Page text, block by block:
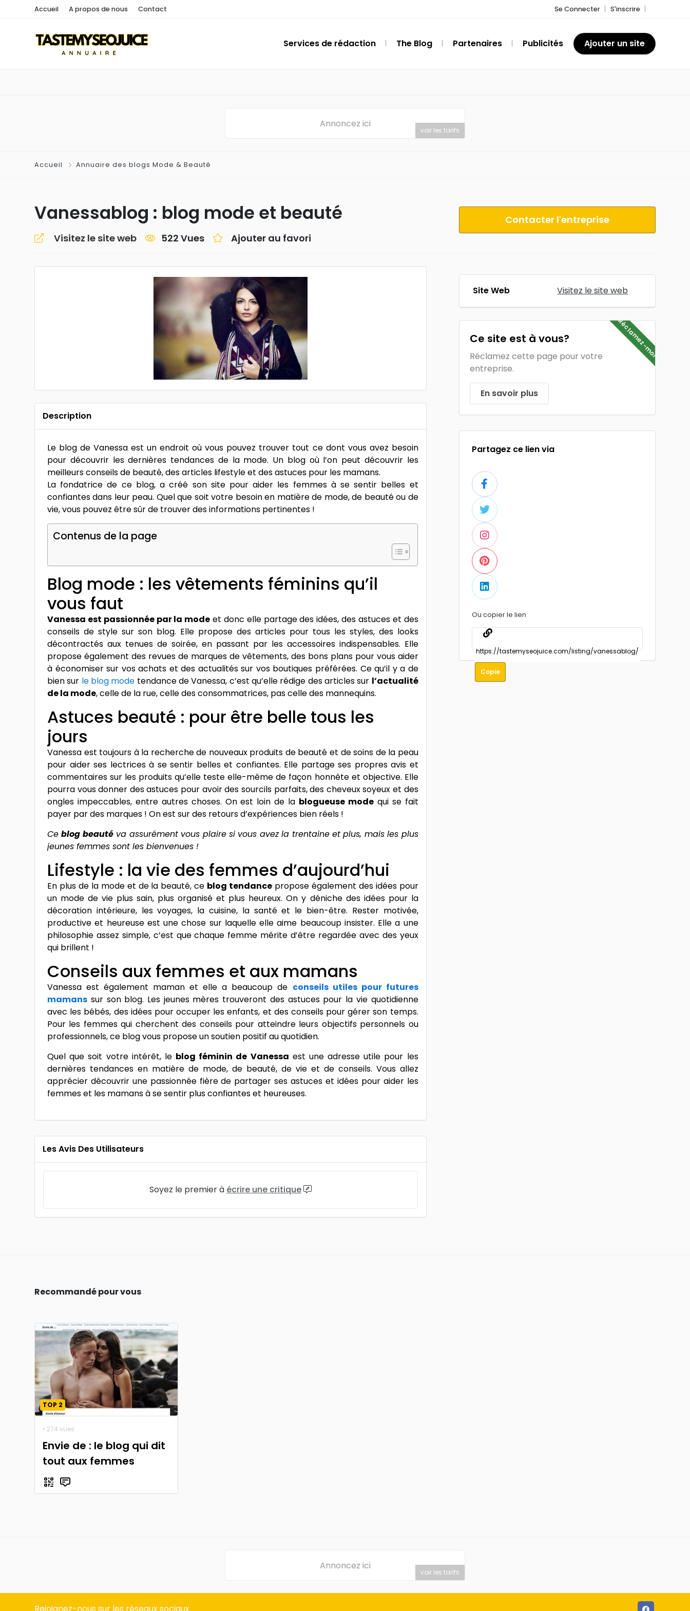
Accueil A propos de nous Contact Se Connecter S'inscrire
Services de rédaction The Blog Partenaires Publicités Ajouter un site
Annoncez ici
voir les tarifs
Accueil Annuaire des blogs Mode & Beauté
Vanessablog : blog mode et beauté
Visitez le site web 522 Vues Ajouter au favori
Contacter l'entreprise
Site Web Visitez le site web
Réclamez-moi
Ce site est à vous?
Réclamez cette page pour votre
entreprise.
En savoir plus
Partagez ce lien via
Ou copier le lien
Copie
Description
Le blog de Vanessa est un endroit où vous pouvez trouver tout ce dont vous avez besoin
pour découvrir les dernières tendances de la mode. Un blog où l’on peut découvrir les
meilleurs conseils de beauté, des articles lifestyle et des astuces pour les mamans.
La fondatrice de ce blog, a créé son site pour aider les femmes à se sentir belles et
confiantes dans leur peau. Quel que soit votre besoin en matière de mode, de beauté ou de
vie, vous pouvez être sûr de trouver des informations pertinentes !
Contenus de la page
Blog mode : les vêtements féminins qu’il
vous faut
Vanessa est passionnée par la mode et donc elle partage des idées, des astuces et des
conseils de style sur son blog. Elle propose des articles pour tous les styles, des looks
décontractés aux tenues de soirée, en passant par les accessoires indispensables. Elle
propose également des revues de marques de vêtements, des bons plans pour vous aider
à économiser sur vos achats et des actualités sur vos boutiques préférées. Ce qu’il y a de
bien sur le blog mode tendance de Vanessa, c’est qu’elle rédige des articles sur l’actualité
de la mode, celle de la rue, celle des consommatrices, pas celle des mannequins.
Astuces beauté : pour être belle tous les
jours
Vanessa est toujours à la recherche de nouveaux produits de beauté et de soins de la peau
pour aider ses lectrices à se sentir belles et confiantes. Elle partage ses propres avis et
commentaires sur les produits qu’elle teste elle-même de façon honnête et objective. Elle
pourra vous donner des astuces pour avoir des sourcils parfaits, des cheveux soyeux et des
ongles impeccables, entre autres choses. On est loin de la blogueuse modequi se fait
payer par des marques ! On est sur des retours d’expériences bien réels !
Ceblog beautéva assurément vous plaire si vous avez la trentaine et plus, mais les plus
jeunes femmes sont les bienvenues !
Lifestyle : la vie des femmes d’aujourd’hui
En plus de la mode et de la beauté, ce blog tendance propose également des idées pour
un mode de vie plus sain, plus organisé et plus heureux. On y déniche des idées pour la
décoration intérieure, les voyages, la cuisine, la santé et le bien-être. Rester motivée,
productive et heureuse est une chose sur laquelle elle aime beaucoup insister. Elle a une
philosophie assez simple, c’est que chaque femme mérite d’être regardée avec des yeux
qui brillent !
Conseils aux femmes et aux mamans
Vanessa est également maman et elle a beaucoup de conseils utiles pour futures
mamans sur son blog. Les jeunes mères trouveront des astuces pour la vie quotidienne
avec les bébés, des idées pour occuper les enfants, et des conseils pour gérer son temps.
Pour les femmes qui cherchent des conseils pour atteindre leurs objectifs personnels ou
professionnels, ce blog vous propose un soutien positif au quotidien.
Quel que soit votre intérêt, le blog féminin de Vanessa est une adresse utile pour les
dernières tendances en matière de mode, de beauté, de vie et de conseils. Vous allez
apprécier découvrir une passionnée fière de partager ses astuces et idées pour aider les
femmes et les mamans à se sentir plus confiantes et heureuses.
Les Avis Des Utilisateurs
Soyez le premier à écrire une critique
Recommandé pour vous
TOP 2
• 274 vues
Envie de : le blog qui dit
tout aux femmes
Annoncez ici
voir les tarifs